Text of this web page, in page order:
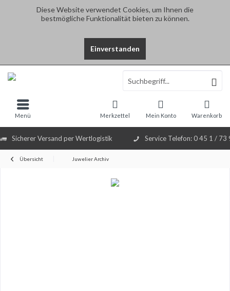
Diese Website verwendet Cookies, um Ihnen die
bestmögliche Funktionalität bieten zu können.
Einverstanden
Sicherer Versand per Wertlogistik Service Telefon: 0 45 1 / 73
Warenkorb
Merkzettel Mein Konto
Menü
Übersicht Juwelier Archiv